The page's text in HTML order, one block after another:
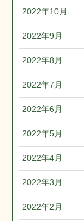
2022年10月
2022年9月
2022年8月
2022年7月
2022年6月
2022年5月
2022年4月
2022年3月
2022年2月